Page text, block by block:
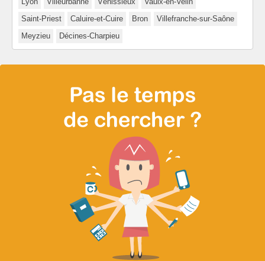
Saint-Priest
Caluire-et-Cuire Bron
Villefranche-sur-Saône
Meyzieu
Décines-Charpieu